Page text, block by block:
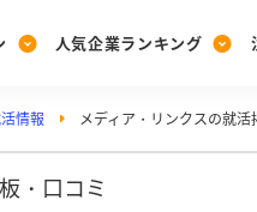
人気企業ランキング
グを見る
業特集
情報 メディア・リンクスの就活
・口コミ